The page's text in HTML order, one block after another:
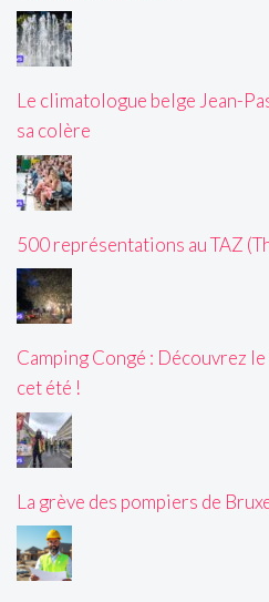
Le climatologue belge Jean-
sa colère
500 représentations au TAZ
Camping Congé : Découvrez
cet été !
La grève des pompiers de